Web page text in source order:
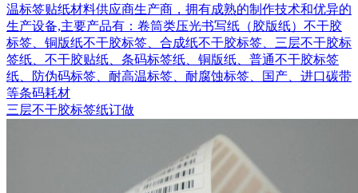
温标签贴纸材料供应商生产商，拥有成熟的制作技术和优异的
生产设备,主要产品有：卷筒类压光书写纸（胶版纸）不干胶
标签、铜版纸不干胶标签、合成纸不干胶标签、三层不干胶标
签纸、不干胶贴纸、条码标签纸、铜版纸、普通不干胶标签
纸、防伪码标签、耐高温标签、耐腐蚀标签、国产、进口碳带
等条码耗材
三层不干胶标签纸订做